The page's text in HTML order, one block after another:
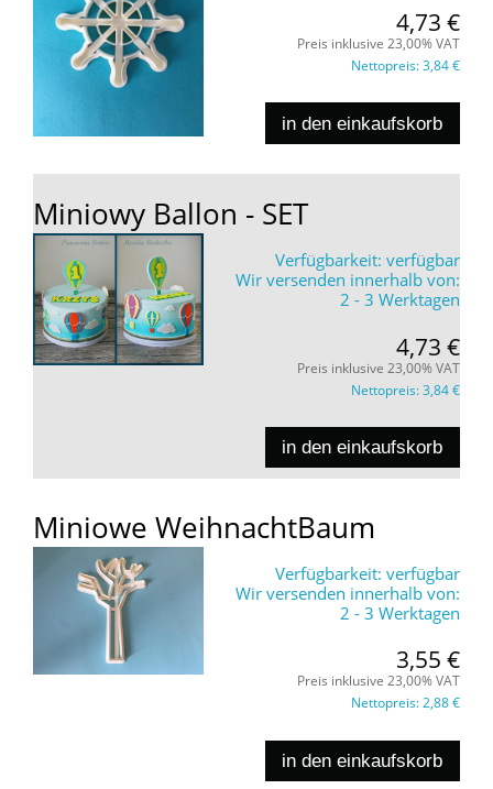
4,73 €
Preis inklusive 23,00% VAT
Nettopreis:3,84 €
in den einkaufskorb
Miniowy Ballon - SET
Verfügbarkeit: verfügbar
Wir versenden innerhalb von:
2 - 3 Werktagen
4,73 €
Preis inklusive 23,00% VAT
Nettopreis:3,84 €
in den einkaufskorb
Miniowe WeihnachtBaum
Verfügbarkeit: verfügbar
Wir versenden innerhalb von:
2 - 3 Werktagen
3,55 €
Preis inklusive 23,00% VAT
Nettopreis:2,88 €
in den einkaufskorb